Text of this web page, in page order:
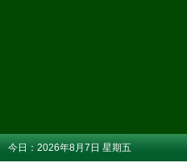
今日： 2026年8月7日 星期五